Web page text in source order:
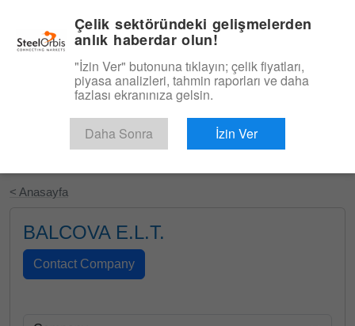
Ücretsiz Deneyin
< Anasayfa
BALCOVA E.L.T.
Çelik sektöründeki gelişmelerden
anlık haberdar olun!
"İzin Ver" butonuna tıklayın; çelik fiyatları,
piyasa analizleri, tahmin raporları ve daha
fazlası ekranınıza gelsin.
Daha Sonra İzin Ver